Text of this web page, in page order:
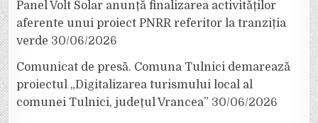
Panel Volt Solar anunță finalizarea activităților
aferente unui proiect PNRR referitor la tranziția
verde 30/06/2026
Comunicat de presă. Comuna Tulnici demarează
proiectul „Digitalizarea turismului local al
comunei Tulnici, județul Vrancea” 30/06/2026